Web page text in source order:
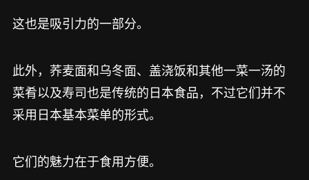
这也是吸引力的一部分。
此外，荞麦面和乌冬面、盖浇饭和其他一菜一汤的
菜肴以及寿司也是传统的日本食品，不过它们并不
采用日本基本菜单的形式。
它们的魅力在于食用方便。